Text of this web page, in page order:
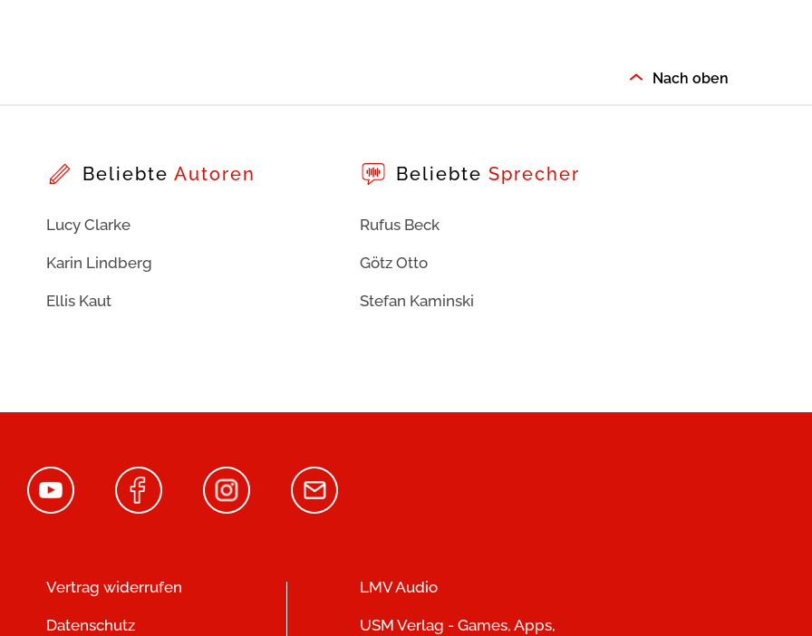
Nach oben
Beliebte Autoren
Lucy Clarke
Karin Lindberg
Ellis Kaut
BeliebteSprecher
Rufus Beck
Götz Otto
Stefan Kaminski
Vertrag widerrufen
Datenschutz
LMV Audio
USM Verlag - Games, Apps,